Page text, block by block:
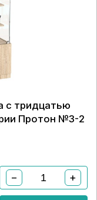
с тридцатью
Протон №3-2
− +